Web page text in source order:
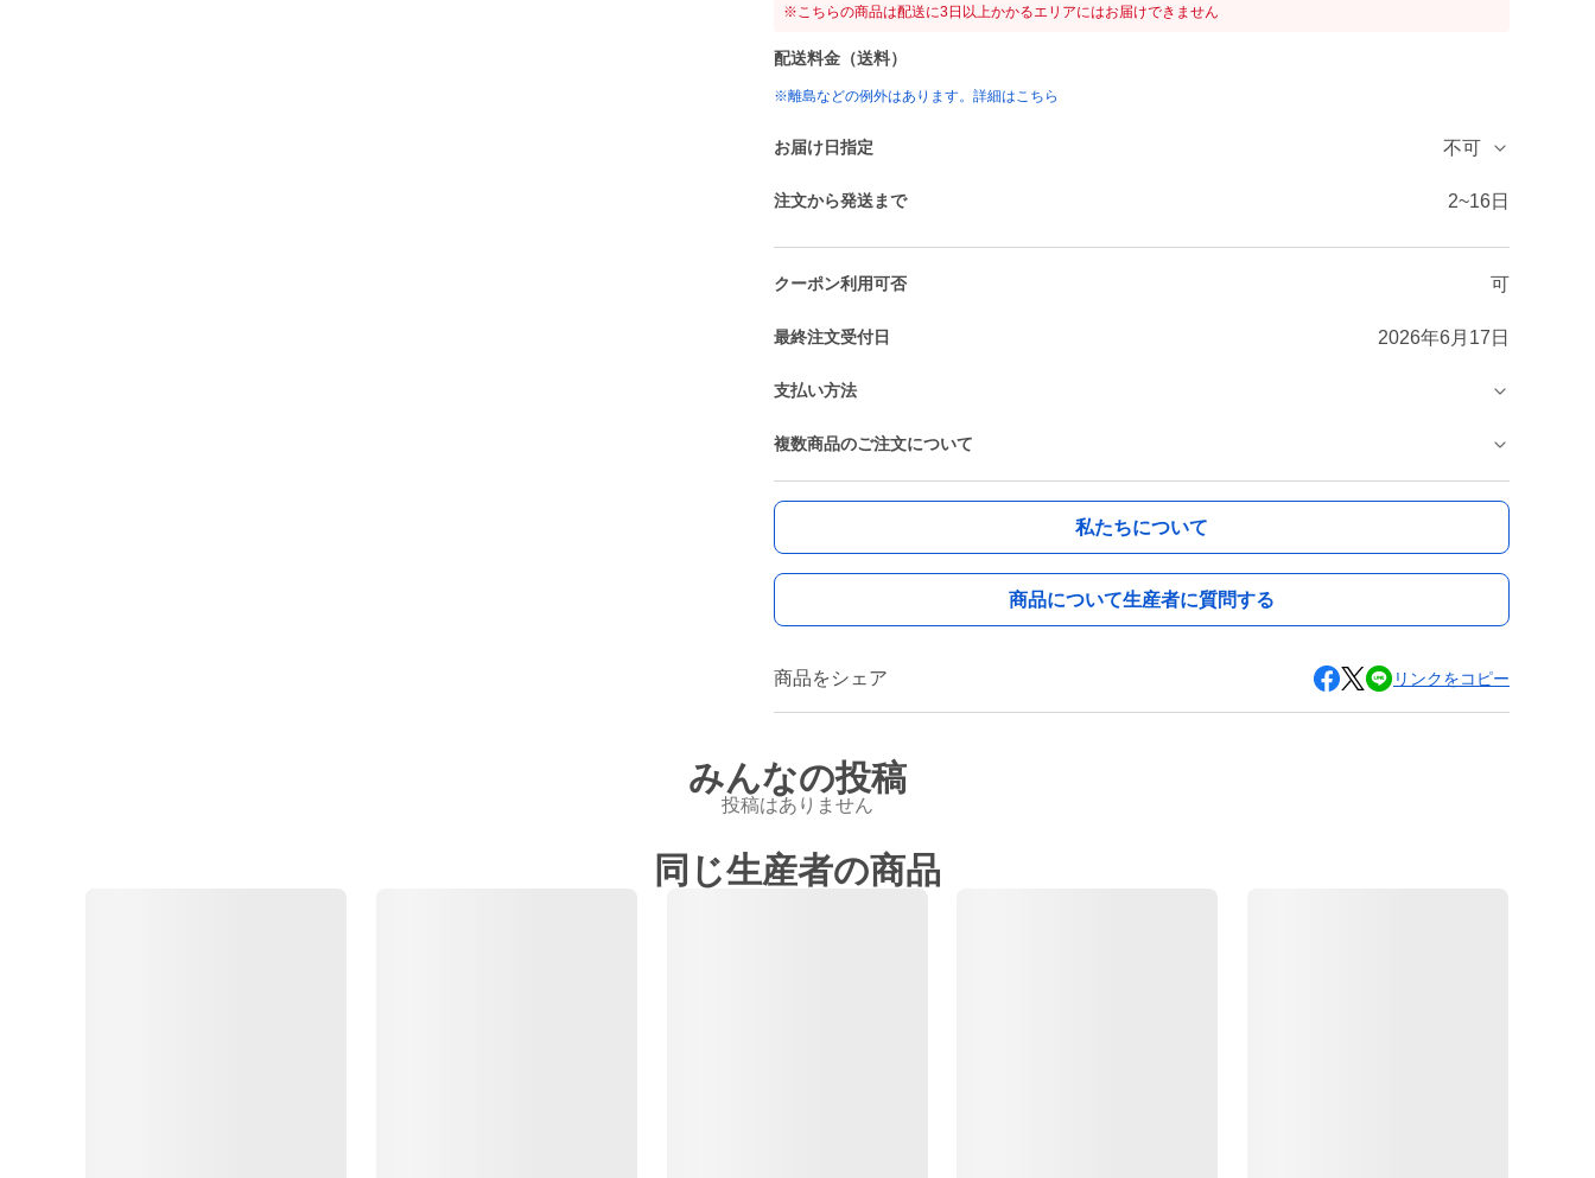
※こちらの商品は配送に3日以上かかるエリアにはお届けできません
配送料金（送料）
※離島などの例外はあります。詳細はこちら
お届け日指定 不可
注文から発送まで 2~16日
クーポン利用可否 可
最終注文受付日 2026年6月17日
支払い方法
複数商品のご注文について
私たちについて
商品について生産者に質問する
商品をシェア リンクをコピー
みんなの投稿
投稿はありません
同じ生産者の商品